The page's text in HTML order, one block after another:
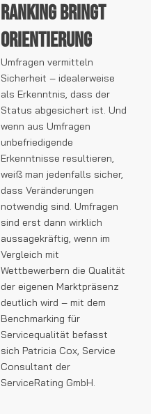
Ranking bringt
Orientierung
Umfragen vermitteln
Sicherheit – idealerweise
als Erkenntnis, dass der
Status abgesichert ist. Und
wenn aus Umfragen
unbefriedigende
Erkenntnisse resultieren,
weiß man jedenfalls sicher,
dass Veränderungen
notwendig sind. Umfragen
sind erst dann wirklich
aussagekräftig, wenn im
Vergleich mit
Wettbewerbern die Qualität
der eigenen Marktpräsenz
deutlich wird – mit dem
Benchmarking für
Servicequalität befasst
sich Patricia Cox, Service
Consultant der
ServiceRating GmbH.